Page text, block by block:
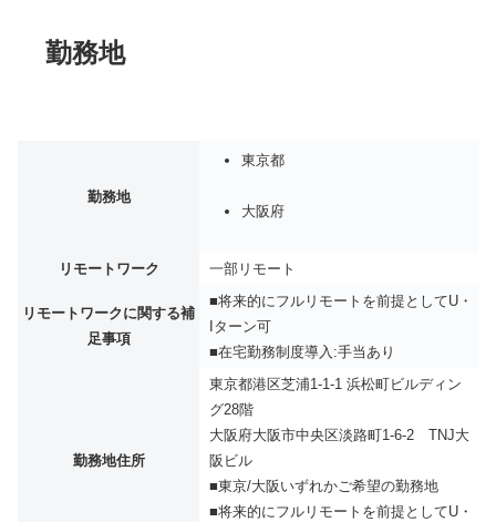
勤務地
勤務地
東京都
大阪府
リモートワーク 一部リモート
リモートワークに関する補
足事項
■将来的にフルリモートを前提としてU・
Iターン可
■在宅勤務制度導入:手当あり
勤務地住所
東京都港区芝浦1-1-1 浜松町ビルディン
グ28階
大阪府大阪市中央区淡路町1-6-2 TNJ大
阪ビル
■東京/大阪いずれかご希望の勤務地
■将来的にフルリモートを前提としてU・